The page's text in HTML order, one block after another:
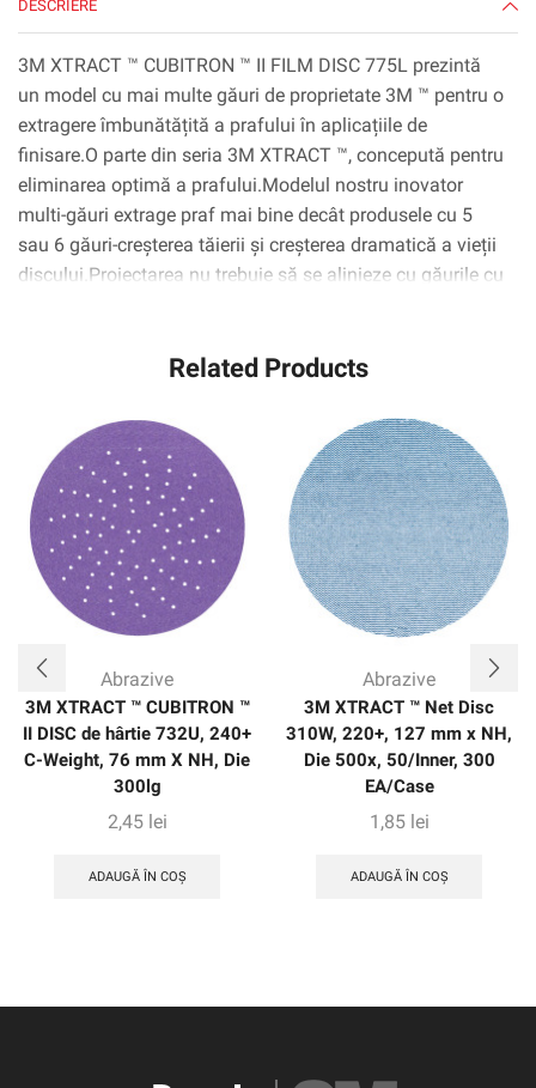
DESCRIERE
3M XTRACT ™ CUBITRON ™ II FILM DISC 775L prezintă
un model cu mai multe găuri de proprietate 3M ™ pentru o
extragere îmbunătățită a prafului în aplicațiile de
finisare.O parte din seria 3M XTRACT ™, concepută pentru
eliminarea optimă a prafului.Modelul nostru inovator
multi-găuri extrage praf mai bine decât produsele cu 5
sau 6 găuri-creșterea tăierii și creșterea dramatică a vieții
discului.Proiectarea nu trebuie să se alinieze cu găurile cu
m, un avans revoluționar în tehnologia abrazivă.Mineralul
trece prin substrat, mai degrabă decât să se ridice sau să
„arat” ca abrazivele convenționale, rezultând un disc care
taie până la 2x cât mai repede și durează până la 6x atâta
timp cât abrazivele convenționale.Susținerea filmului
oferă rezistență la lacrimă remarcabilă, flexibilitate și un
finisaj consistent, uniform pe o varietate de substraturi.
Related Products
Abrazive
3M XTRACT ™ CUBITRON ™
II DISC de hârtie 732U, 240+
C-Weight, 76 mm X NH, Die
300lg
2,45 lei
ADAUGĂ ÎN COȘ
Abrazive
3M XTRACT ™ Net Disc
310W, 220+, 127 mm x NH,
Die 500x, 50/Inner, 300
EA/Case
1,85 lei
ADAUGĂ ÎN COȘ